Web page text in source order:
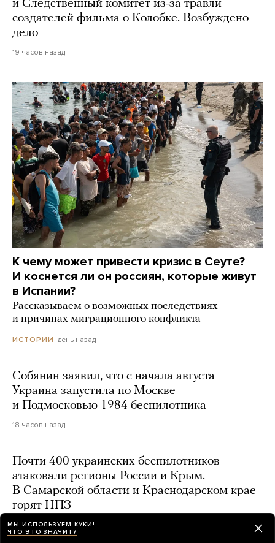
и Следственный комитет из-за травли
создателей фильма о Колобке. Возбуждено
дело
19 часов назад
К чему может привести кризис в Сеуте?
И коснется ли он россиян, которые живут
в Испании?
Рассказываем о возможных последствиях
и причинах миграционного конфликта
ИСТОРИИ день назад
Собянин заявил, что с начала августа
Украина запустила по Москве
и Подмосковью 1984 беспилотника
18 часов назад
Почти 400 украинских беспилотников
атаковали регионы России и Крым.
В Самарской области и Краснодарском крае
горят НПЗ
день назад
МЫ ИСПОЛЬЗУЕМ КУКИ!
ЧТО ЭТО ЗНАЧИТ?